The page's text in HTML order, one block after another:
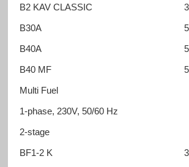
B2 KAV CLASSIC
B30A
B40A
B40 MF
Multi Fuel
1-phase, 230V, 50/60 Hz
2-stage
BF1-2 K